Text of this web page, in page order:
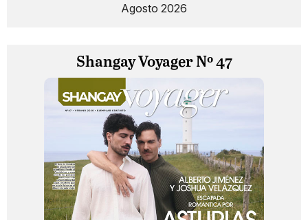
Agosto 2026
Shangay Voyager Nº 47